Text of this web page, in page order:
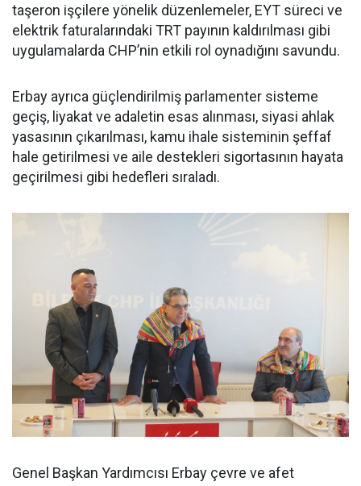
taşeron işçilere yönelik düzenlemeler, EYT süreci ve
elektrik faturalarındaki TRT payının kaldırılması gibi
uygulamalarda CHP’nin etkili rol oynadığını savundu.
Erbay ayrıca güçlendirilmiş parlamenter sisteme
geçiş, liyakat ve adaletin esas alınması, siyasi ahlak
yasasının çıkarılması, kamu ihale sisteminin şeffaf
hale getirilmesi ve aile destekleri sigortasının hayata
geçirilmesi gibi hedefleri sıraladı.
Genel Başkan Yardımcısı Erbay çevre ve afet